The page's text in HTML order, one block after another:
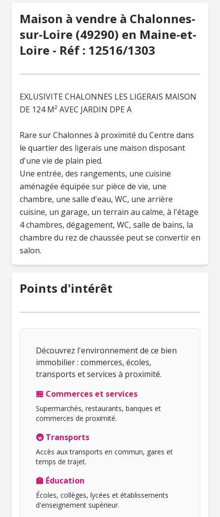
Maison à vendre à Chalonnes-
sur-Loire (49290) en Maine-et-
Loire - Réf : 12516/1303
EXLUSIVITE CHALONNES LES LIGERAIS MAISON
DE 124 M² AVEC JARDIN DPE A
Rare sur Chalonnes à proximité du Centre dans
le quartier des ligerais une maison disposant
d'une vie de plain pied.
Une entrée, des rangements, une cuisine
aménagée équipée sur pièce de vie, une
chambre, une salle d'eau, WC, une arrière
cuisine, un garage, un terrain au calme, à l'étage
4 chambres, dégagement, WC, salle de bains, la
chambre du rez de chaussée peut se convertir en
salon.
Points d'intérêt
Découvrez l'environnement de ce bien
immobilier : commerces, écoles,
transports et services à proximité.
🏪 Commerces et services
Supermarchés, restaurants, banques et
commerces de proximité.
🚇 Transports
Accès aux transports en commun, gares et
temps de trajet.
🏫 Éducation
Écoles, collèges, lycées et établissements
d'enseignement supérieur.